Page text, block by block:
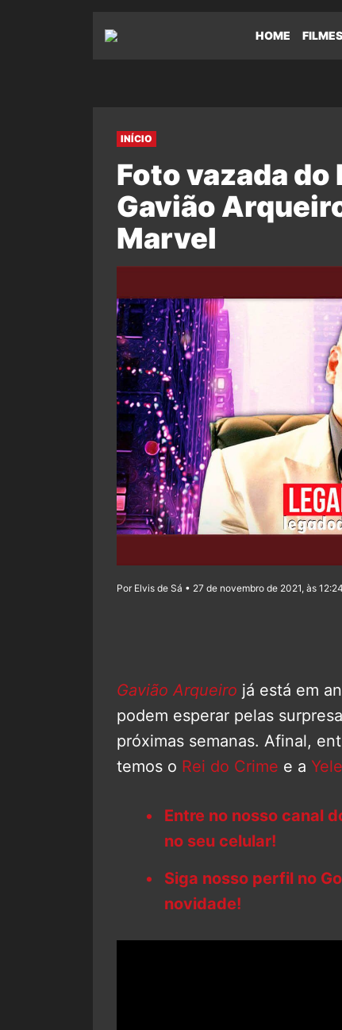
HOME FILMES
INÍCIO
Foto vazada do
Gavião
Marvel
Por Elvis de Sá • 27 de novembro de 2021, às 12:24
Gavião Arqueiro já está em
podem esperar pelas
próximas semanas. Afinal,
temos o Rei do Crime e a
Entre no nosso canal
no seu celular!
Siga nosso perfil no
novidade!